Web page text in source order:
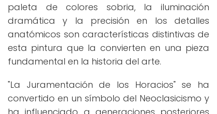
paleta de colores sobria, la iluminación
dramática y la precisión en los detalles
anatómicos son características distintivas de
esta pintura que la convierten en una pieza
fundamental en la historia del arte.
"La Juramentación de los Horacios" se ha
convertido en un símbolo del Neoclasicismo y